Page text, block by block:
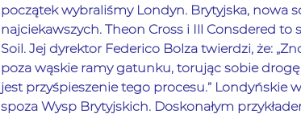
początek wybraliśmy Londyn. Brytyjska, nowa
najciekawszych. Theon Cross i Ill Consdered
Soil. Jej dyrektor Federico Bolza twierdzi, że:
poza wąskie ramy gatunku, torując sobie
jest przyśpieszenie tego procesu.”
spoza Wysp Brytyjskich. Doskonałym